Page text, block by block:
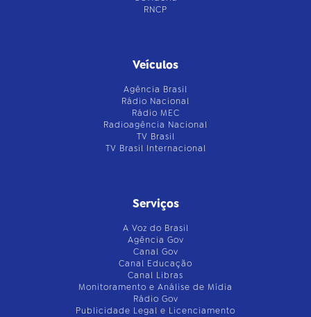
RNCP
Veículos
Agência Brasil
Rádio Nacional
Rádio MEC
Radioagência Nacional
TV Brasil
TV Brasil Internacional
Serviços
A Voz do Brasil
Agência Gov
Canal Gov
Canal Educação
Canal Libras
Monitoramento e Análise de Mídia
Rádio Gov
Publicidade Legal e Licenciamento